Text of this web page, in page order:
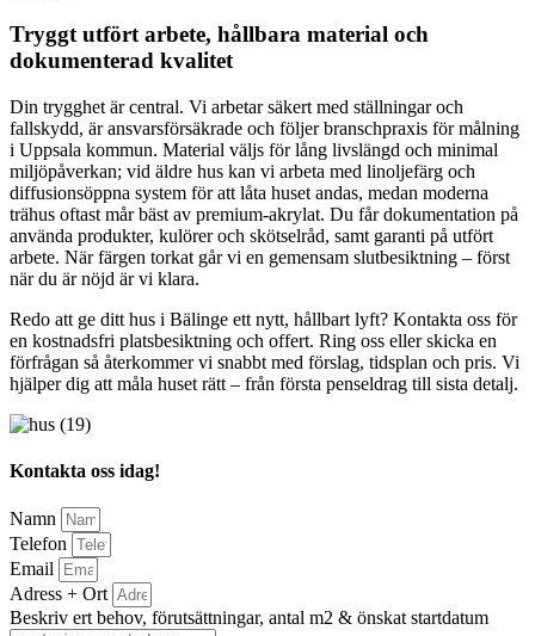
Tryggt utfört arbete, hållbara material och
dokumenterad kvalitet
Din trygghet är central. Vi arbetar säkert med ställningar och
fallskydd, är ansvarsförsäkrade och följer branschpraxis för målning
i Uppsala kommun. Material väljs för lång livslängd och minimal
miljöpåverkan; vid äldre hus kan vi arbeta med linoljefärg och
diffusionsöppna system för att låta huset andas, medan moderna
trähus oftast mår bäst av premium-akrylat. Du får dokumentation på
använda produkter, kulörer och skötselråd, samt garanti på utfört
arbete. När färgen torkat går vi en gemensam slutbesiktning – först
när du är nöjd är vi klara.
Redo att ge ditt hus i Bälinge ett nytt, hållbart lyft? Kontakta oss för
en kostnadsfri platsbesiktning och offert. Ring oss eller skicka en
förfrågan så återkommer vi snabbt med förslag, tidsplan och pris. Vi
hjälper dig att måla huset rätt – från första penseldrag till sista detalj.
Kontakta oss idag!
Namn
Telefon
Email
Adress + Ort
Beskriv ert behov, förutsättningar, antal m2 & önskat startdatum